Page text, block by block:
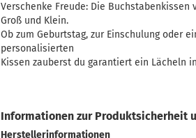
Verschenke Freude: Die
Groß und Klein.
Ob zum Geburtstag, zur Einschulung oder
personalisierten
Kissen zauberst du garantiert ein Lächeln
Informationen zur Produktsicherheit
Herstellerinformationen